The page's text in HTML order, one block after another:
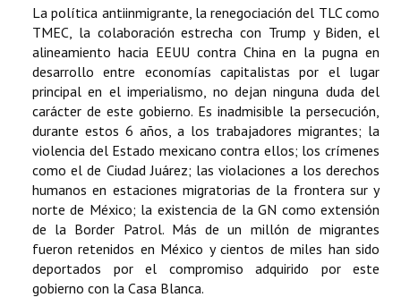
La política antiinmigrante, la renegociación del TLC como
TMEC, la colaboración estrecha con Trump y Biden, el
alineamiento hacia EEUU contra China en la pugna en
desarrollo entre economías capitalistas por el lugar
principal en el imperialismo, no dejan ninguna duda del
carácter de este gobierno. Es inadmisible la persecución,
durante estos 6 años, a los trabajadores migrantes; la
violencia del Estado mexicano contra ellos; los crímenes
como el de Ciudad Juárez; las violaciones a los derechos
humanos en estaciones migratorias de la frontera sur y
norte de México; la existencia de la GN como extensión
de la Border Patrol. Más de un millón de migrantes
fueron retenidos en México y cientos de miles han sido
deportados por el compromiso adquirido por este
gobierno con la Casa Blanca.